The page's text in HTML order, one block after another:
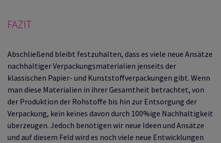
FAZIT
Abschließend bleibt festzuhalten, dass es viele neue Ansätze
nachhaltiger Verpackungsmaterialien jenseits der
klassischen Papier- und Kunststoffverpackungen gibt. Wenn
man diese Materialien in ihrer Gesamtheit betrachtet, von
der Produktion der Rohstoffe bis hin zur Entsorgung der
Verpackung, kein keines davon durch 100%ige Nachhaltigkeit
überzeugen. Jedoch benötigen wir neue Ideen und Ansätze
und auf diesem Feld wird es noch viele neue Entwicklungen